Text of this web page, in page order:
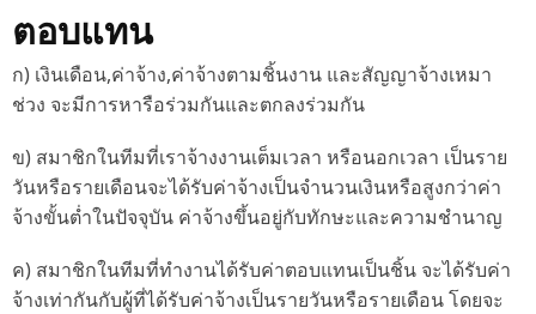
ตอบแทน
ก) เงินเดือน,ค่าจ้าง,ค่าจ้างตามชิ้นงาน และสัญญาจ้างเหมา
ช่วง จะมีการหารือร่วมกันและตกลงร่วมกัน
ข) สมาชิกในทีมที่เราจ้างงานเต็มเวลา หรือนอกเวลา เป็นราย
วันหรือรายเดือนจะได้รับค่าจ้างเป็นจำนวนเงินหรือสูงกว่าค่า
จ้างขั้นต่ำในปัจจุบัน ค่าจ้างขึ้นอยู่กับทักษะและความชำนาญ
ค) สมาชิกในทีมที่ทำงานได้รับค่าตอบแทนเป็นชิ้น จะได้รับค่า
จ้างเท่ากันกับผู้ที่ได้รับค่าจ้างเป็นรายวันหรือรายเดือน โดยจะ